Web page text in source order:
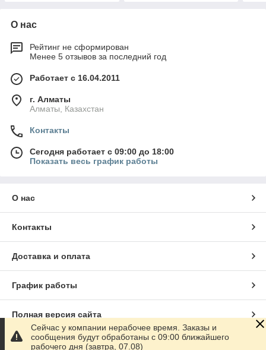
О нас
Рейтинг не сформирован
Менее 5 отзывов за последний год
Работает с 16.04.2011
г. Алматы
Алматы, Казахстан
Контакты
Сегодня работает с 09:00 до 18:00
Показать весь график работы
О нас
Контакты
Доставка и оплата
График работы
Полная версия сайта
Сайт создан на маркетплейсеSatu.kz
Сейчас у компании нерабочее время. Заказы и
сообщения будут обработаны с 09:00 ближайшего
рабочего дня (завтра, 07.08)